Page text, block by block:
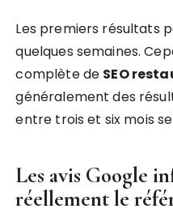
Les premiers résultats
quelques semaines.
complète de SEO
généralement des
entre trois et six mois
Les avis Google
réellement le